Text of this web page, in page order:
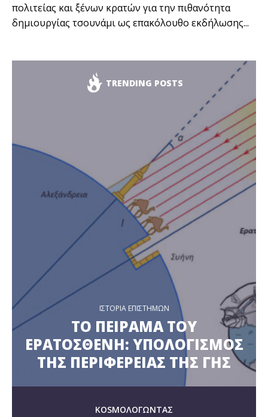
πολιτείας και ξένων κρατών για την πιθανότητα
δημιουργίας τσουνάμι ως επακόλουθο εκδήλωσης...
TRENDING POSTS
ΙΣΤΟΡΙΑ ΕΠΙΣΤΗΜΩΝ
ΤΟ ΠΕΙΡΑΜΑ ΤΟΥ
ΕΡΑΤΟΣΘΕΝΗ: ΥΠΟΛΟΓΙΣΜΟΣ
ΤΗΣ ΠΕΡΙΦΕΡΕΙΑΣ ΤΗΣ ΓΗΣ
KOSMOΛΟΓΩΝΤΑΣ